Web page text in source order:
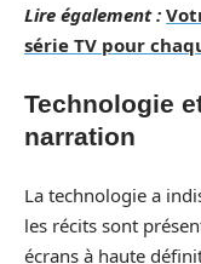
Lire également :
série TV pour
Technologie
narration
La technologie a
les récits sont
écrans à haute